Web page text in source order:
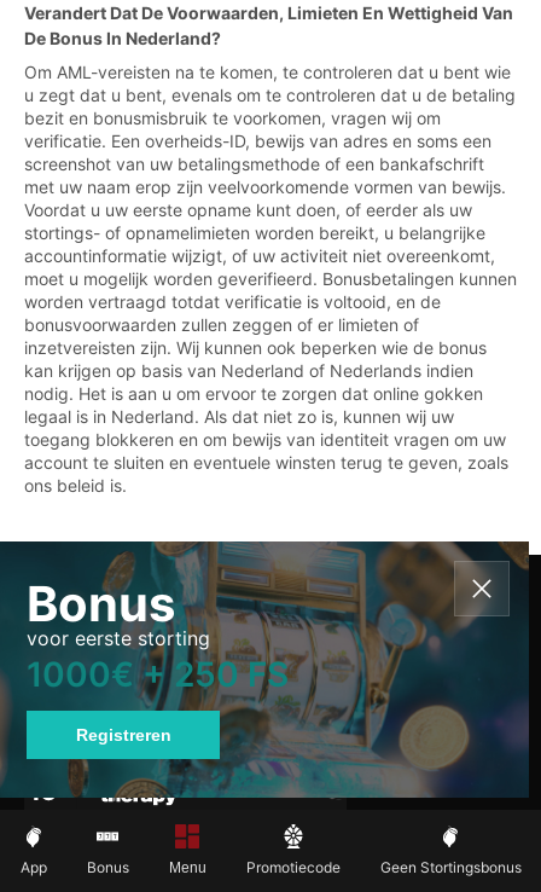
Verandert Dat De Voorwaarden, Limieten En Wettigheid Van
De Bonus In Nederland?
Om AML-vereisten na te komen, te controleren dat u bent wie
u zegt dat u bent, evenals om te controleren dat u de betaling
bezit en bonusmisbruik te voorkomen, vragen wij om
verificatie. Een overheids-ID, bewijs van adres en soms een
screenshot van uw betalingsmethode of een bankafschrift
met uw naam erop zijn veelvoorkomende vormen van bewijs.
Voordat u uw eerste opname kunt doen, of eerder als uw
stortings- of opnamelimieten worden bereikt, u belangrijke
accountinformatie wijzigt, of uw activiteit niet overeenkomt,
moet u mogelijk worden geverifieerd. Bonusbetalingen kunnen
worden vertraagd totdat verificatie is voltooid, en de
bonusvoorwaarden zullen zeggen of er limieten of
inzetvereisten zijn. Wij kunnen ook beperken wie de bonus
kan krijgen op basis van Nederland of Nederlands indien
nodig. Het is aan u om ervoor te zorgen dat online gokken
legaal is in Nederland. Als dat niet zo is, kunnen wij uw
toegang blokkeren en om bewijs van identiteit vragen om uw
account te sluiten en eventuele winsten terug te geven, zoals
ons beleid is.
Bonus
voor eerste storting
1000€ + 250 FS
Registreren
App Bonus Menu Promotiecode Geen Stortingsbonus
Als u symptomen van gokverslaving opmerkt, zoek dan hulp
bij een professional. Deze website is bedoeld voor gebruikers
van 18 jaar en ouder.
Servicevoorwaarden Toppagina's